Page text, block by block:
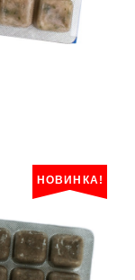
НОВИНКА!